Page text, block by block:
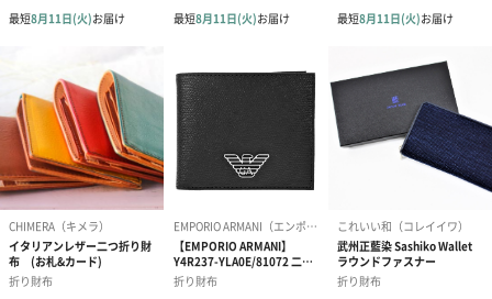
合は、紙袋との併用もおすすめです。
ダンボール装飾（ひま
わり）（720円）
ダンボール装飾（チュ
ーリップ）（720円）
ダンボール装
イトピンク×